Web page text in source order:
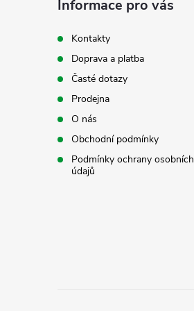
r
v
k
y
v
ý
Informace pro vás
Kontakty
Doprava a platba
Časté dotazy
Prodejna
O nás
Obchodní podmínky
Podmínky ochrany osobních
údajů